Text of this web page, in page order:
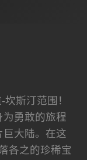
斯汀范围！
勇敢的旅程
大陆。在这
各之的珍稀宝